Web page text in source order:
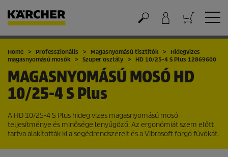
Kosár
Home Professzionális Magasnyomású tisztítók
Hidegvizes
magasnyomású mosók
Szuper osztály HD 10/25-4 S Plus 12869600
MAGASNYOMÁSÚ MOSÓHD
10/25-4 S Plus
A HD 10/25-4 S Plus hideg vizes magasnyomású mosó
teljesítménye és minősége lenyűgöző. Az ergonómiát szem előtt
tartva alakították ki a segédrendszereit és a Vibrasoft forgó fúvókát.